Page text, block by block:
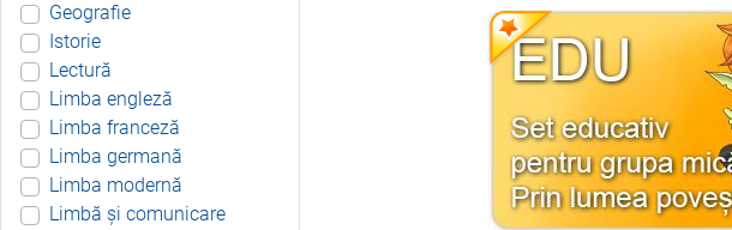
Geografie
Istorie
Lectură
Limba engleză
Limba franceză
Limba germană
Limba modernă
Limbă și comunicare